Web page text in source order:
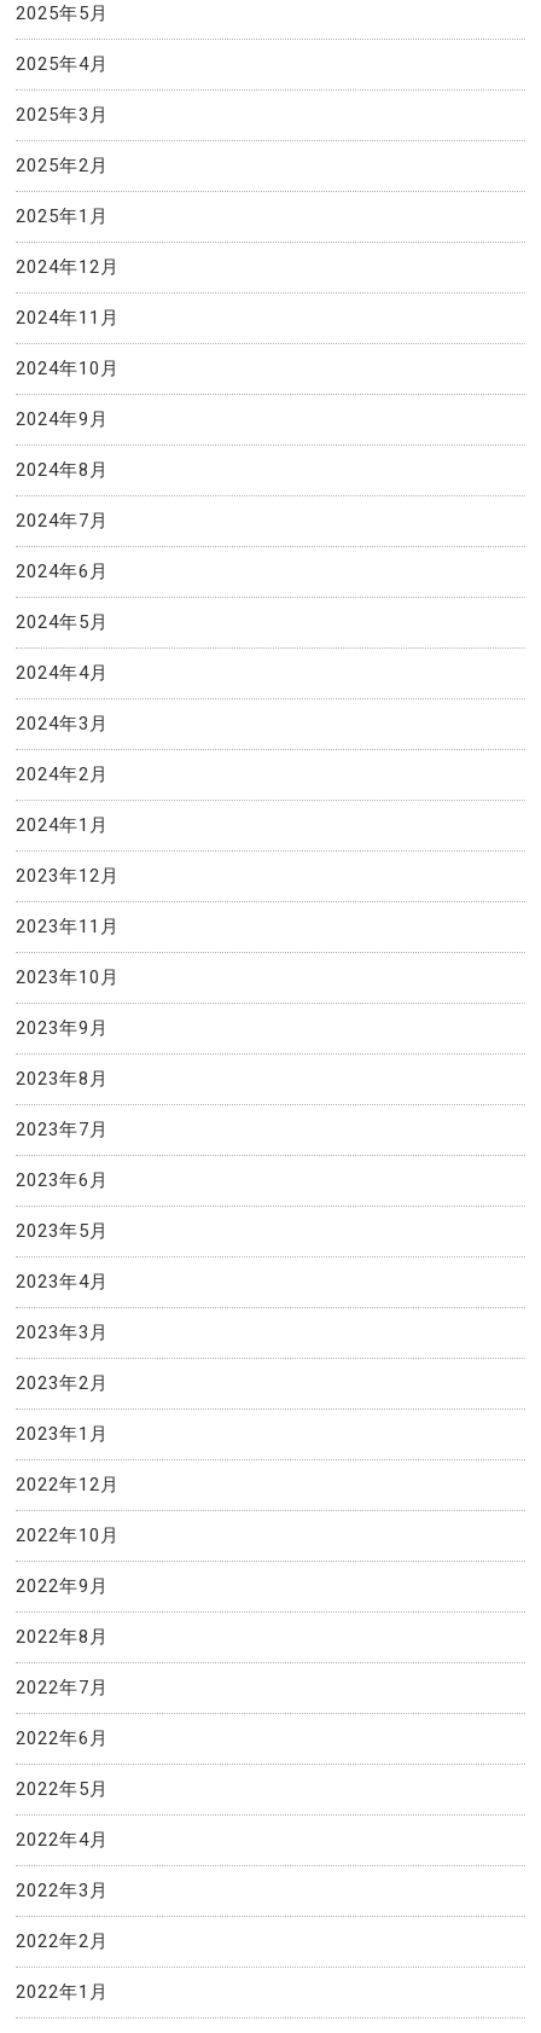
2025年5月
2025年4月
2025年3月
2025年2月
2025年1月
2024年12月
2024年11月
2024年10月
2024年9月
2024年8月
2024年7月
2024年6月
2024年5月
2024年4月
2024年3月
2024年2月
2024年1月
2023年12月
2023年11月
2023年10月
2023年9月
2023年8月
2023年7月
2023年6月
2023年5月
2023年4月
2023年3月
2023年2月
2023年1月
2022年12月
2022年10月
2022年9月
2022年8月
2022年7月
2022年6月
2022年5月
2022年4月
2022年3月
2022年2月
2022年1月